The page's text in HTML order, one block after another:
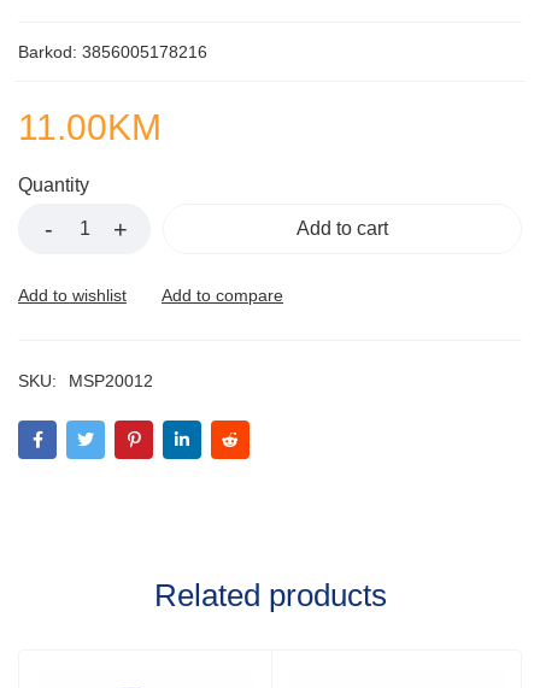
Barkod: 3856005178216
11.00KM
Quantity
Add to cart
SKU: MSP20012
Related products